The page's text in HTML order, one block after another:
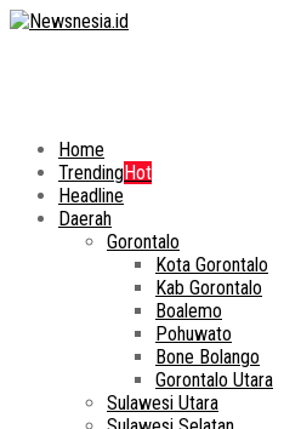
Home
TrendingHot
Headline
Daerah
Gorontalo
Kota Gorontalo
Kab Gorontalo
Boalemo
Pohuwato
Bone Bolango
Gorontalo Utara
Sulawesi Utara